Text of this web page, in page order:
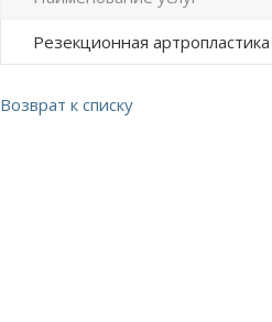
Резекционная
Возврат к списку